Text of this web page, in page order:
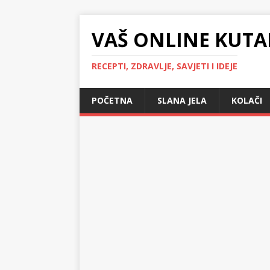
VAŠ ONLINE
RECEPTI, ZDRAVLJE, SAVJETI I IDEJE
POČETNA SLANA JELA KOLAČI